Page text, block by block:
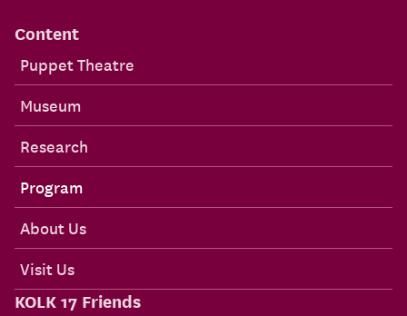
Content
Puppet Theatre
Museum
Research
Program
About Us
Visit Us
KOLK 17 Friends